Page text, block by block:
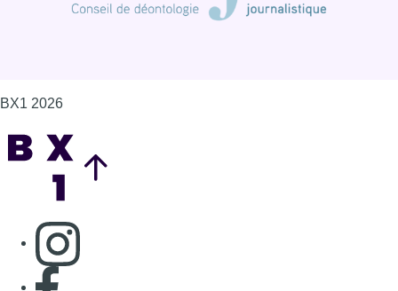
BX1 2026
Consulter page Instagram
Consulter page Facebook